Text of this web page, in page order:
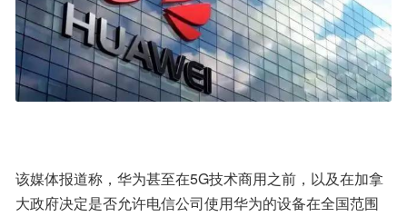
该媒体报道称，华为甚至在5G技术商用之前，以及在加拿
大政府决定是否允许电信公司使用华为的设备在全国范围